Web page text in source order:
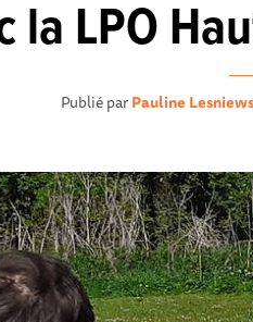
la LPO
Publié parPauline